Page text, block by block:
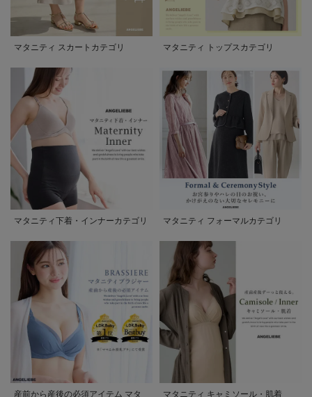
マタニティ スカートカテゴリ マタニティ トップスカテゴリ
マタニティ下着・インナーカテゴリ マタニティ フォーマルカテゴリ
産前から産後の必須アイテム マタ
マタニティ キャミソール・肌着